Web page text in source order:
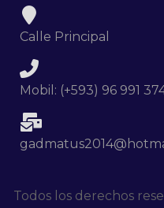
Calle Principal
Mobil: (+593) 96 991
Todos los derechos